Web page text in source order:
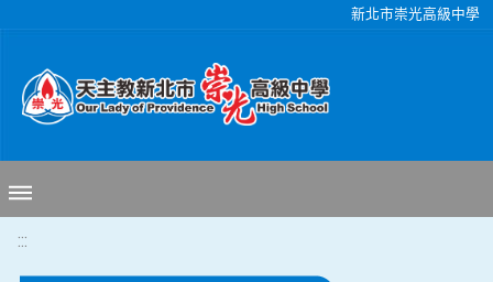
新北市崇光高級中學
:::